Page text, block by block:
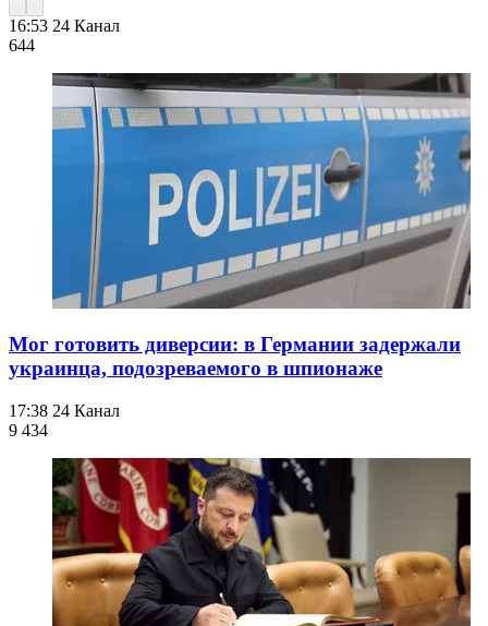
16:53 24 Канал
644
Мог готовить диверсии: в Германии задержали
украинца, подозреваемого в шпионаже
17:38 24 Канал
9 434